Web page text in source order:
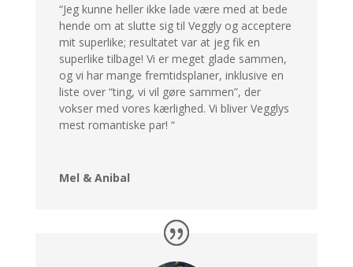
“Jeg kunne heller ikke lade være med at bede
hende om at slutte sig til Veggly og acceptere
mit superlike; resultatet var at jeg fik en
superlike tilbage! Vi er meget glade sammen,
og vi har mange fremtidsplaner, inklusive en
liste over “ting, vi vil gøre sammen”, der
vokser med vores kærlighed. Vi bliver Vegglys
mest romantiske par! “
Mel & Anibal